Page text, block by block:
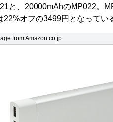
と、20000mAhのMP022。
オフの3499円となってい
from Amazon.co.jp